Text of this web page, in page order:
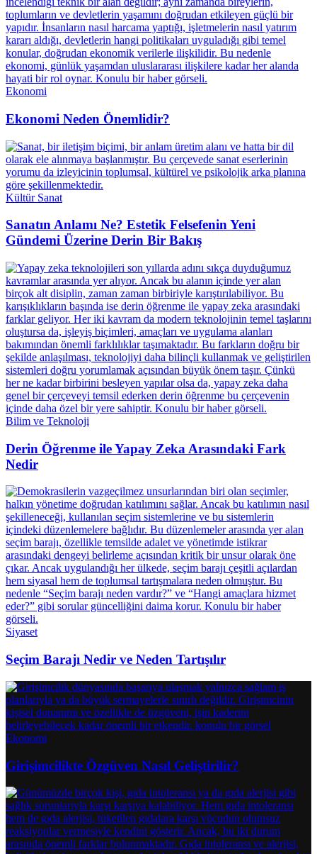
Ekonomi
Ekonomi Neden Önemlidir?
Kültür Sanat
Sanatın Anlamı Ne? Estetik Felsefenin Yeni
Gündemi Üzerine Derin Bir Bakış
Bilim ve Teknoloji
Derin Öğrenme ile Yapay Zeka Arasındaki Fark
Nedir
Siyaset
Seçim Barajı Nedir ve Neden Tartışılır
Ekonomi
Girişimcilikte Özgüven Nasıl Geliştirilir?